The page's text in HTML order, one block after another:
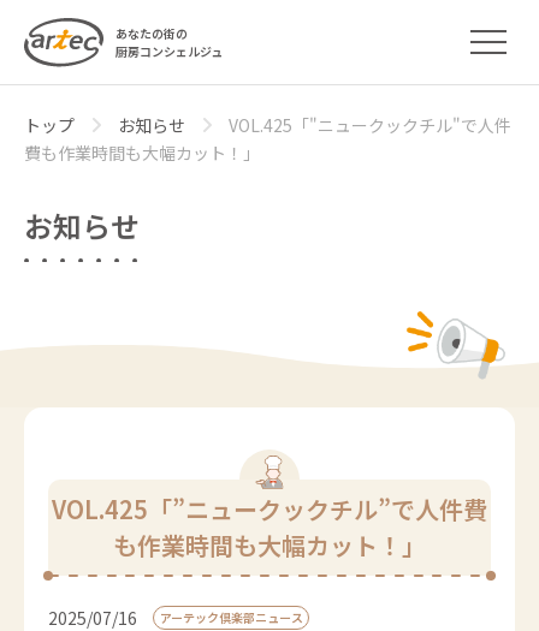
あなたの街の
厨房コンシェルジュ
トップ お知らせ
VOL.425「"ニュークックチル"で人件
費も作業時間も大幅カット！」
お知らせ
VOL.425「”ニュークックチル”で人件費
も作業時間も大幅カット！」
2025/07/16 アーテック倶楽部ニュース